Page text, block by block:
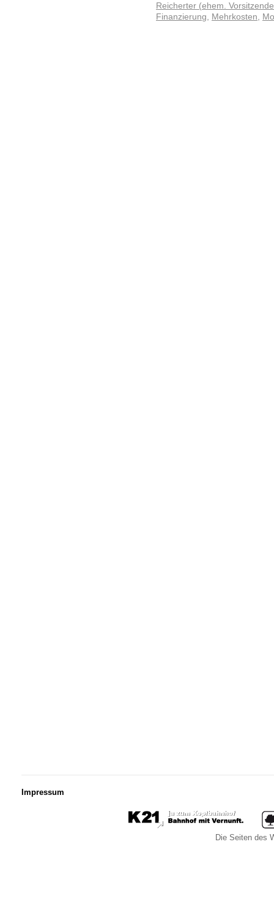
Reicherter (ehem.
Finanzierung, Mehrkosten,
Impressum
Die Seiten des